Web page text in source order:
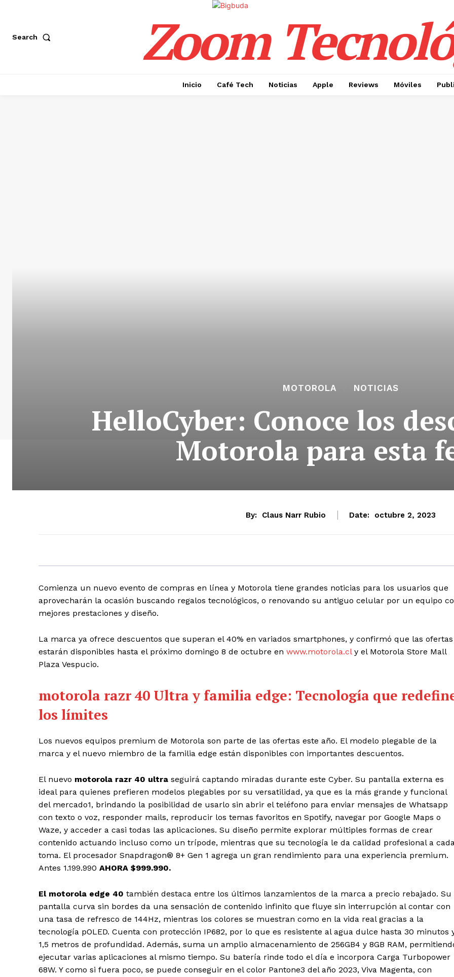
Search Zoom
Inicio Café Tech Noticias Apple Reviews Móviles
MOTOROLA NOTICIAS
HelloCyber: Conoce los
Motorola para esta
By: Claus Narr Rubio Date: octubre 2, 2023
Comienza un nuevo evento de compras en línea y Motorola tiene grandes noticias para los usuarios que
aprovecharán la ocasión buscando regalos tecnológicos, o renovando su antiguo celular por un equipo
mejores prestaciones y diseño.
La marca ya ofrece descuentos que superan el 40% en variados smartphones, y confirmó que las ofertas
estarán disponibles hasta el próximo domingo 8 de octubre en www.motorola.cly el Motorola Store Mall
Plaza Vespucio.
motorola razr 40 Ultra y familia edge: Tecnología que
los límites
Los nuevos equipos premium de Motorola son parte de las ofertas este año. El modelo plegable de la
marca y el nuevo miembro de la familia edge están disponibles con importantes descuentos.
El nuevo motorola razr 40 ultra seguirá captando miradas durante este Cyber. Su pantalla externa es
ideal para quienes prefieren modelos plegables por su versatilidad, ya que es la más grande y funcional
del mercado1, brindando la posibilidad de usarlo sin abrir el teléfono para enviar mensajes de Whatsapp
con texto o voz, responder mails, reproducir los temas favoritos en Spotify, navegar por Google Maps o
Waze, y acceder a casi todas las aplicaciones. Su diseño permite explorar múltiples formas de crear
contenido actuando incluso como un trípode, mientras que su tecnología le da calidad profesional a
toma. El procesador Snapdragon® 8+ Gen 1 agrega un gran rendimiento para una experiencia premium.
Antes 1.199.990 AHORA $999.990.
El motorola edge 40 también destaca entre los últimos lanzamientos de la marca a precio rebajado. Su
pantalla curva sin bordes da una sensación de contenido infinito que fluye sin interrupción al contar con
una tasa de refresco de 144Hz, mientras los colores se muestran como en la vida real gracias a la
tecnología pOLED. Cuenta con protección IP682, por lo que es resistente al agua dulce hasta 30 minutos
1,5 metros de profundidad. Además, suma un amplio almacenamiento de 256GB4 y 8GB RAM,
ejecutar varias aplicaciones al mismo tiempo. Su batería rinde todo el día e incorpora Carga Turbopower
68W. Y como si fuera poco, se puede conseguir en el color Pantone3 del año 2023, Viva Magenta, con